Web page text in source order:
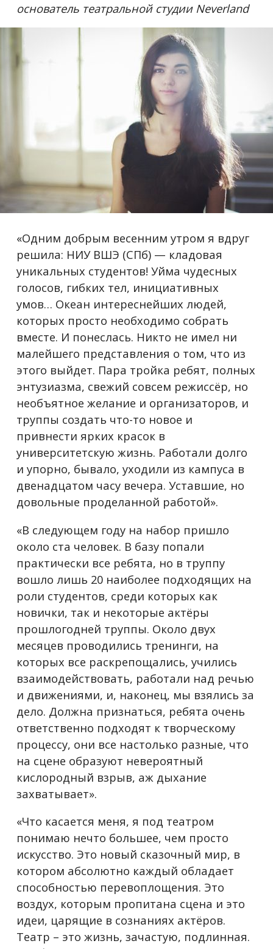
основатель театральной студии Neverland
«Одним добрым весенним утром я вдруг
решила: НИУ ВШЭ (СПб) — кладовая
уникальных студентов! Уйма чудесных
голосов, гибких тел, инициативных
умов… Океан интереснейших людей,
которых просто необходимо собрать
вместе. И понеслась. Никто не имел ни
малейшего представления о том, что из
этого выйдет. Пара тройка ребят, полных
энтузиазма, свежий совсем режиссёр, но
необъятное желание и организаторов, и
труппы создать что-то новое и
привнести ярких красок в
университетскую жизнь. Работали долго
и упорно, бывало, уходили из кампуса в
двенадцатом часу вечера. Уставшие, но
довольные проделанной работой».
«В следующем году на набор пришло
около ста человек. В базу попали
практически все ребята, но в труппу
вошло лишь 20 наиболее подходящих на
роли студентов, среди которых как
новички, так и некоторые актёры
прошлогодней труппы. Около двух
месяцев проводились тренинги, на
которых все раскрепощались, учились
взаимодействовать, работали над речью
и движениями, и, наконец, мы взялись за
дело. Должна признаться, ребята очень
ответственно подходят к творческому
процессу, они все настолько разные, что
на сцене образуют невероятный
кислородный взрыв, аж дыхание
захватывает».
«Что касается меня, я под театром
понимаю нечто большее, чем просто
искусство. Это новый сказочный мир, в
котором абсолютно каждый обладает
способностью перевоплощения. Это
воздух, которым пропитана сцена и это
идеи, царящие в сознаниях актёров.
Театр – это жизнь, зачастую, подлинная.